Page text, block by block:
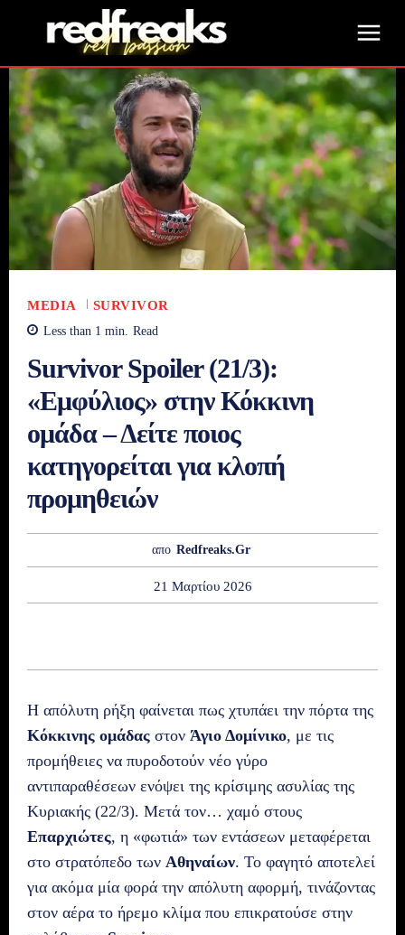
MEDIA SURVIVOR
Less than 1 min. Read
Survivor Spoiler (21/3):
«Εμφύλιος» στην Κόκκινη
ομάδα – Δείτε ποιος
κατηγορείται για κλοπή
προμηθειών
απο Redfreaks.gr
21 Μαρτίου 2026
Η απόλυτη ρήξη φαίνεται πως χτυπάει την πόρτα της
Κόκκινης ομάδας στον Άγιο Δομίνικο, με τις
προμήθειες να πυροδοτούν νέο γύρο
αντιπαραθέσεων ενόψει της κρίσιμης ασυλίας της
Κυριακής (22/3). Μετά τον… χαμό στους
Επαρχιώτες, η «φωτιά» των εντάσεων μεταφέρεται
στο στρατόπεδο των Αθηναίων. Το φαγητό αποτελεί
για ακόμα μία φορά την απόλυτη αφορμή, τινάζοντας
στον αέρα το ήρεμο κλίμα που επικρατούσε στην